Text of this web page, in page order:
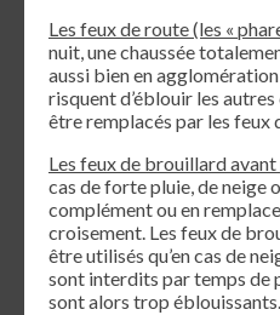
Les feux de route (les «
nuit, une chaussée
aussi bien en
risquent d’éblouir les
être remplacés par les feux
Les feux de brouillard
cas de forte pluie, de neige
complément ou en
croisement. Les feux de
être utilisés qu’en cas de
sont interdits par temps de
sont alors trop éblouissants.